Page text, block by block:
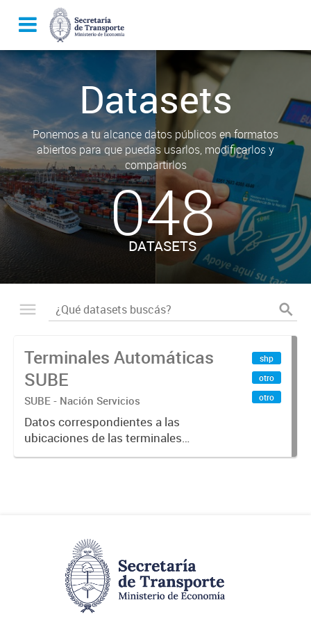
Datasets
Ponemos a tu alcance datos públicos en formatos
abiertos para que puedas usarlos, modificarlos y
compartirlos
048
DATASETS
Terminales Automáticas
SUBE
SUBE - Nación Servicios
Datos correspondientes a las
ubicaciones de las terminales
automáticas de auto servicio (TAS)
shp
otro
otro